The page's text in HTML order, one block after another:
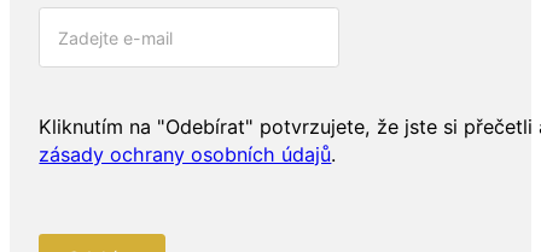
Kliknutím na "Odebírat" potvrzujete, že jste si přečetli
zásady ochrany osobních údajů.